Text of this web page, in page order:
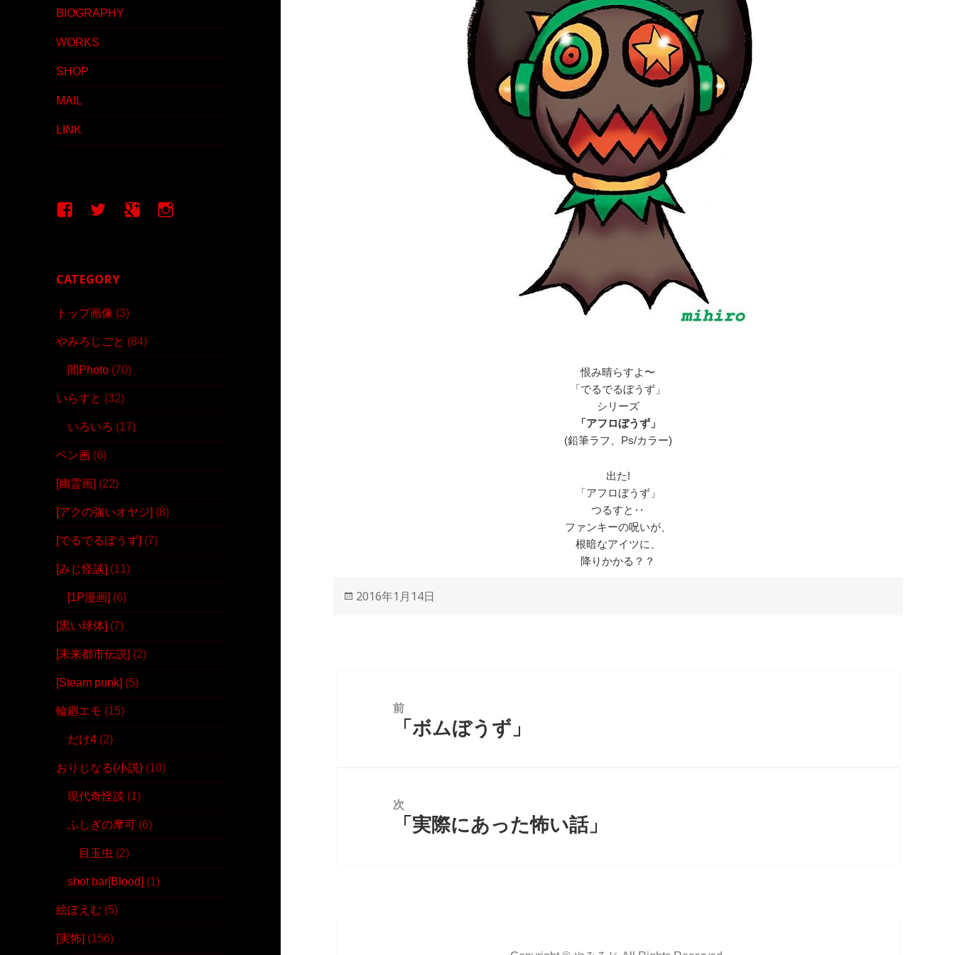
BIOGRAPHY
WORKS
SHOP
MAIL
LINK
FacebookTwitter google+Instagram
CATEGORY
トップ画像 (3)
やみろじごと (84)
闇Photo (70)
いらすと (32)
いろいろ (17)
ペン画 (6)
[幽霊画] (22)
[アクの強いオヤジ] (8)
[でるでるぼうず] (7)
[みじ怪談] (11)
[1P漫画] (6)
[黒い球体] (7)
[未来都市伝説] (2)
[Steam punk] (5)
輪廻エモ (15)
だけ4 (2)
おりじなる(小説) (10)
現代奇怪談 (1)
ふしぎの摩可 (6)
目玉虫 (2)
shot bar[Blood] (1)
絵ぽえむ (5)
[実怖] (156)
恨み晴らすよ〜
「でるでるぼうず」
シリーズ
「アフロぼうず」
(鉛筆ラフ、Ps/カラー)
出た!
「アフロぼうず」
つるすと‥
ファンキーの呪いが、
根暗なアイツに、
降りかかる？？
投
2016年1月14日
前
「ボムぼうず」
次
「実際にあった怖い話」